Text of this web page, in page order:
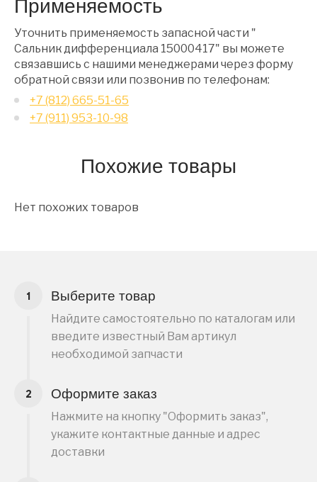
Применяемость
Уточнить применяемость запасной части "
Сальник дифференциала 15000417" вы можете
связавшись с нашими менеджерами через форму
обратной связи или позвонив по телефонам:
+7 (812) 665-51-65
+7 (911) 953-10-98
Похожие товары
Нет похожих товаров
Выберите товар
Найдите самостоятельно по каталогам или
введите известный Вам артикул
необходимой запчасти
Оформите заказ
Нажмите на кнопку "Оформить заказ",
укажите контактные данные и адрес
доставки